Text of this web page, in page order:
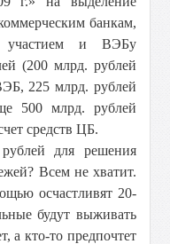
банкам,
участием и ВЭБу
(200 млрд. рублей
225 млрд. рублей
500 млрд. рублей
средств ЦБ.
для решения
Всем не хватит.
осчастливят 20-
будут выживать
а кто-то предпочтет